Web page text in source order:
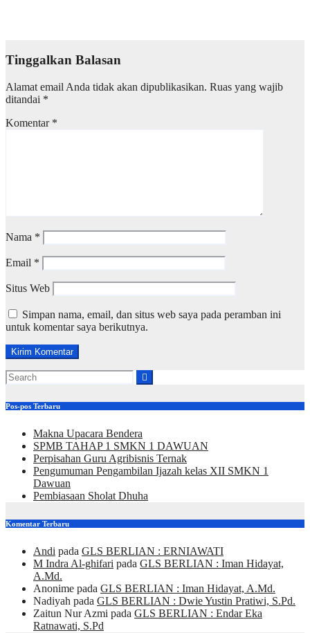
Tinggalkan Balasan
Alamat email Anda tidak akan dipublikasikan. Ruas yang wajib
ditandai *
Komentar *
Nama *
Email *
Situs Web
Simpan nama, email, dan situs web saya pada peramban ini
untuk komentar saya berikutnya.
Pos-pos Terbaru
Makna Upacara Bendera
SPMB TAHAP 1 SMKN 1 DAWUAN
Perpisahan Guru Agribisnis Ternak
Pengumuman Pengambilan Ijazah kelas XII SMKN 1
Dawuan
Pembiasaan Sholat Dhuha
Komentar Terbaru
Andi pada GLS BERLIAN : ERNIAWATI
M Indra Al-ghifari pada GLS BERLIAN : Iman Hidayat,
A.Md.
Anonime pada GLS BERLIAN : Iman Hidayat, A.Md.
Nadiyah pada GLS BERLIAN : Dwie Yustin Pratiwi, S.Pd.
Zaitun Nur Azmi pada GLS BERLIAN : Endar Eka
Ratnawati, S.Pd